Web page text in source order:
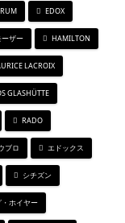
EDOX
ザー HAMILTON
LACROIX
GLASHÜTTE
RADO
ブロ エドックス
シチズン
・ホイヤー